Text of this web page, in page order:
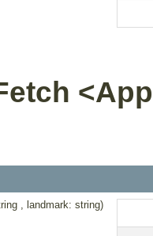
, landmark: string)